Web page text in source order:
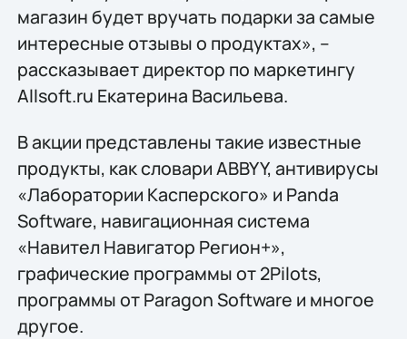
магазин будет вручать подарки за самые
интересные отзывы о продуктах», –
рассказывает директор по маркетингу
Allsoft.ru Екатерина Васильева.
В акции представлены такие известные
продукты, как словари ABBYY, антивирусы
«Лаборатории Касперского» и Panda
Software, навигационная система
«Навител Навигатор Регион+»,
графические программы от 2Pilots,
программы от Paragon Software и многое
другое.